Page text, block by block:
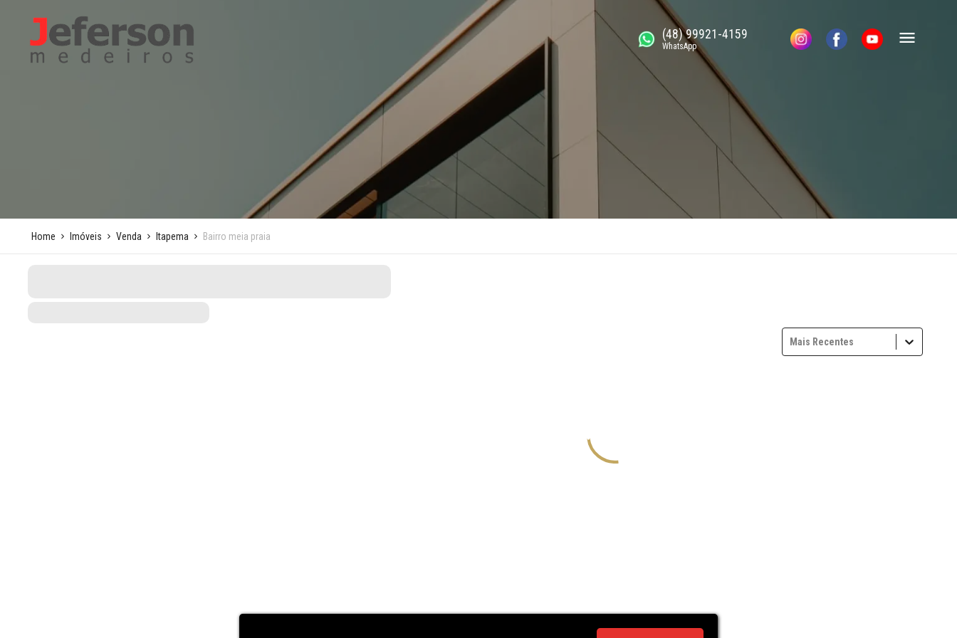
(48) 99921-4159
WhatsApp
Home Imóveis Venda Itapema Bairro meia praia
Mais Recentes